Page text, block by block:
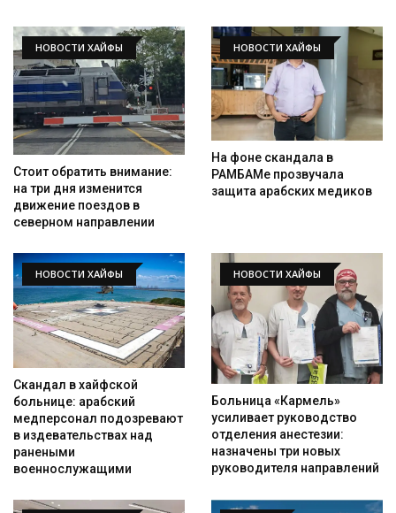
НОВОСТИ ХАЙФЫ
Стоит обратить внимание:
на три дня изменится
движение поездов в
северном направлении
НОВОСТИ ХАЙФЫ
На фоне скандала в
РАМБАМе прозвучала
защита арабских медиков
НОВОСТИ ХАЙФЫ
Скандал в хайфской
больнице: арабский
медперсонал подозревают
в издевательствах над
ранеными
военнослужащими
НОВОСТИ ХАЙФЫ
Больница «Кармель»
усиливает руководство
отделения анестезии:
назначены три новых
руководителя направлений